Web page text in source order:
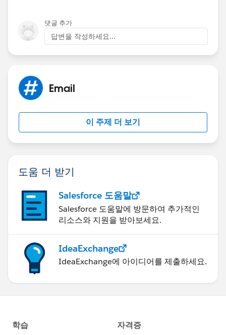
By following above steps you should good to go.
Thanks,
DBSync
www.mydbsync.com
댓글 추가
답변을 작성하세요...
Email
이 주제 더 보기
도움 더 받기
Salesforce 도움말
Salesforce 도움말에 방문하여 추가적인
리소스와 지원을 받아보세요.
IdeaExchange
IdeaExchange에 아이디어를 제출하세요.